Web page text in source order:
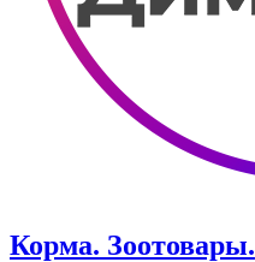
Корма. Зоотовары.